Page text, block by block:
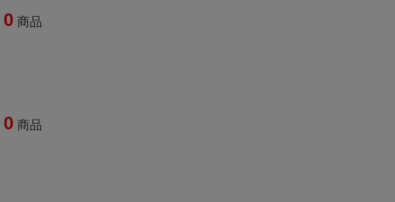
0 商品
0 商品